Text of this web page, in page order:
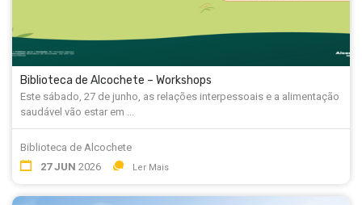
Biblioteca de Alcochete – Workshops
Este sábado, 27 de junho, as relações interpessoais e a alimentação
saudável vão estar em ...
Biblioteca de Alcochete
27 JUN 2026 Ler Mais